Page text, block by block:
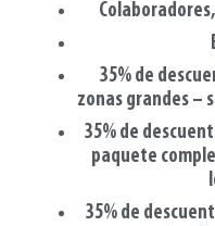
35% de
zonas grandes –
35% de
paquete
35% de